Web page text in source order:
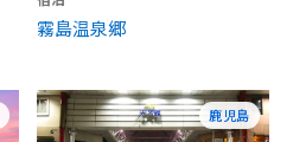
霧島温泉郷
鹿児島